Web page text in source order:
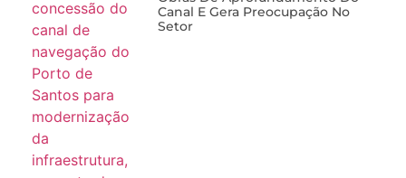
Canal E Gera Preocupação No
Setor